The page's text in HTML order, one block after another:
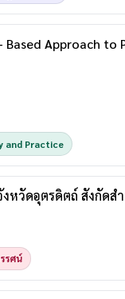
Based Approach
and Practice
วัดอุตรดิตถ์ สังกัดส
รศน์